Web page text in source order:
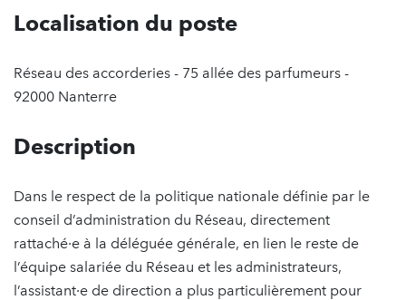
Localisation du poste
Réseau des accorderies - 75 allée des parfumeurs -
92000 Nanterre
Description
Dans le respect de la politique nationale définie par le
conseil d’administration du Réseau, directement
rattaché·e à la déléguée générale, en lien le reste de
l’équipe salariée du Réseau et les administrateurs,
l’assistant·e de direction a plus particulièrement pour